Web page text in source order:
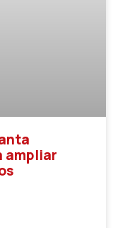
ampliar